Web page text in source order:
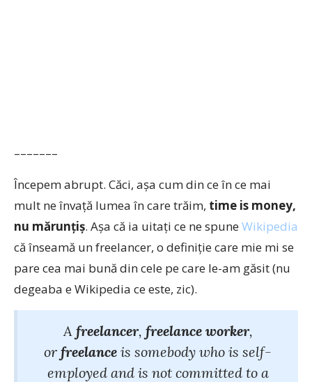
–––––––
Începem abrupt. Căci, aşa cum din ce în ce mai
mult ne învaţă lumea în care trăim, time is money,
nu mărunţiş. Aşa că ia uitaţi ce ne spune Wikipedia
că înseamă un freelancer, o definiţie care mie mi se
pare cea mai bună din cele pe care le-am găsit (nu
degeaba e Wikipedia ce este, zic).
A freelancer, freelance worker,
or freelance is somebody who is self-
employed and is not committed to a